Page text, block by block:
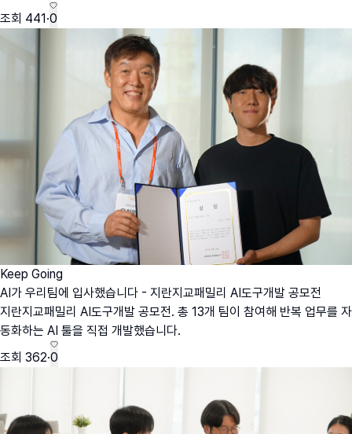
조회 441·0
Keep Going
AI가 우리팀에 입사했습니다 - 지란지교패밀리 AI도구개발 공모전
지란지교패밀리 AI도구개발 공모전. 총 13개 팀이 참여해 반복 업무를 자
동화하는 AI 툴을 직접 개발했습니다.
조회 362·0